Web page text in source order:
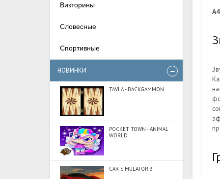
Викторины
Словесные
Спортивные
НОВИНКИ
TAVLA - BACKGAMMON
POCKET TOWN - ANIMAL
WORLD
CAR SIMULATOR 3